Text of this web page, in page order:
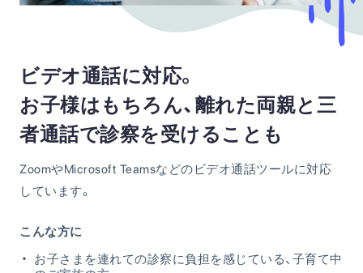
ビデオ通話に対応。
お子様はもちろん、離れた両親と三
者通話で診察を受けることも
ZoomやMicrosoft Teamsなどのビデオ通話ツールに対応
しています。
こんな方に
お子さまを連れての診察に負担を感じている、子育て中